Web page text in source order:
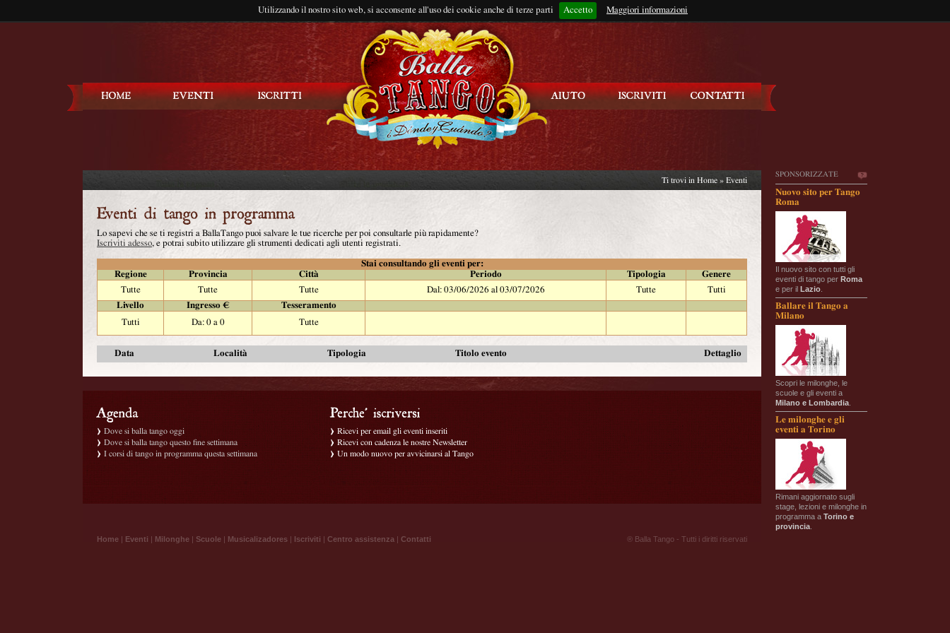
Utilizzando il nostro sito web, si acconsente all'uso dei cookie anche di terze parti Accetto Maggiori informazioni
Rimani connesso?
SPONSORIZZATE
Nuovo sito per Tango
Roma
Il nuovo sito con tutti gli
eventi di tango per Roma
e per il Lazio
Ballare il Tango a
Milano
Scopri le milonghe, le
scuole e gli eventi a
Milano e Lombardia
Le milonghe e gli
eventi a Torino
Rimani aggiornato sugli
stage, lezioni e milonghe in
programma a Torino e
provincia
Ti trovi in Home » Eventi
Lo sapevi che se ti registri a BallaTango puoi salvare le tue ricerche per poi consultarle più rapidamente?
Iscriviti adesso, e potrai subito utilizzare gli strumenti dedicati agli utenti registrati.
Stai consultando gli eventi per:
Regione
Provincia Città Periodo Tipologia
Genere
Tutte
Tutte Tutte Dal: 03/06/2026 al 03/07/2026 Tutte
Tutti
Livello
Ingresso €
Tesseramento
Tutti
Da: 0 a 0 Tutte
Data Località Tipologia Titolo evento Dettaglio
Dove si balla tango oggi
Dove si balla tango questo fine settimana
I corsi di tango in programma questa settimana
Ricevi per email gli eventi inseriti
Ricevi con cadenza le nostre Newsletter
Un modo nuovo per avvicinarsi al Tango
Home | Eventi | Milonghe | Scuole | Musicalizadores | Iscriviti | Centro assistenza | Contatti ® Balla Tango - Tutti i diritti riservati